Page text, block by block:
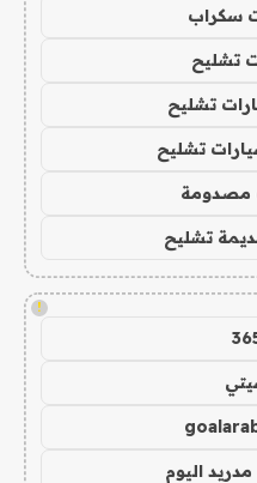
سكراب
تشليح
تشليح
تشليح
مصدومة
تشليح
!
اليوم